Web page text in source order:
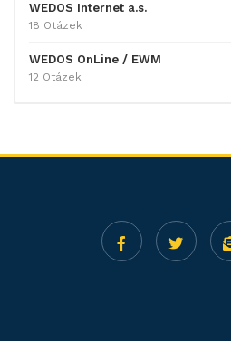
WEDOS Internet a.s.
18 Otázek
WEDOS OnLine / EWM
12 Otázek